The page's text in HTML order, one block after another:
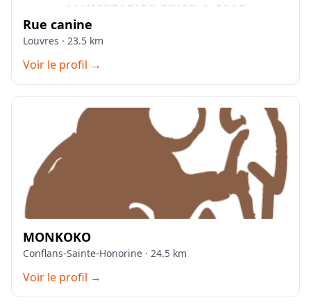
Rue canine
Louvres · 23.5 km
Voir le profil →
MONKOKO
Conflans-Sainte-Honorine · 24.5 km
Voir le profil →